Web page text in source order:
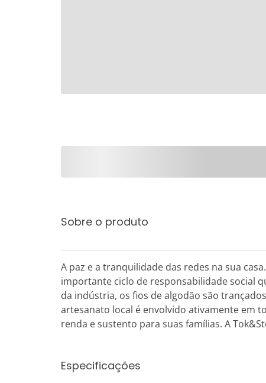
Sobre o produto
A paz e a tranquilidade das redes na sua
importante ciclo de responsabilidade social
da indústria, os fios de algodão são
artesanato local é envolvido ativamente em
renda e sustento para suas famílias. A
Especificações